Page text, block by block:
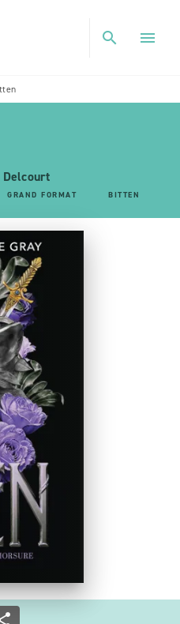
search menu
Delcourt
GRAND FORMAT BITTEN